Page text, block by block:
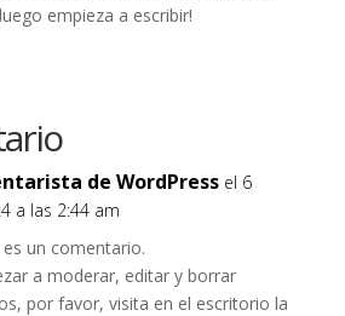
empieza a escribir!
de WordPress el 6
a las 2:44 am
un comentario.
a moderar, editar y borrar
por favor, visita en el escritorio la